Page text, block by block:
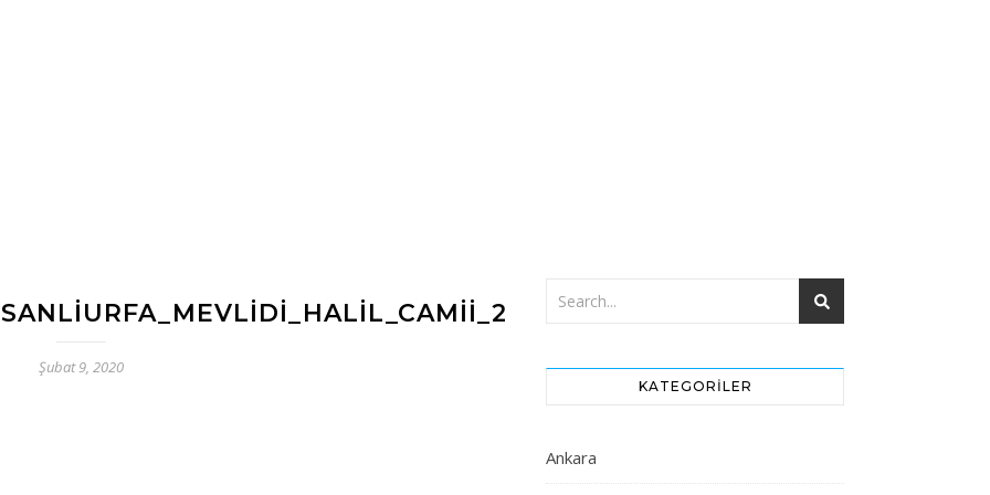
Şubat 9, 2020
KATEGORILER
Ankara